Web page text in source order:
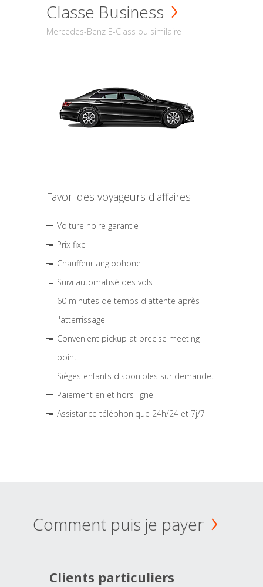
Classe Business
Mercedes-Benz E-Class ou similaire
Favori des voyageurs d'affaires
Voiture noire garantie
Prix fixe
Chauffeur anglophone
Suivi automatisé des vols
60 minutes de temps d'attente après
l'atterrissage
Convenient pickup at precise meeting
point
Sièges enfants disponibles sur demande.
Paiement en et hors ligne
Assistance téléphonique 24h/24 et 7j/7
Comment puis je payer
Clients particuliers